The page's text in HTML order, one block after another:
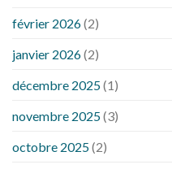
février 2026(2)
janvier 2026(2)
décembre 2025(1)
novembre 2025(3)
octobre 2025(2)